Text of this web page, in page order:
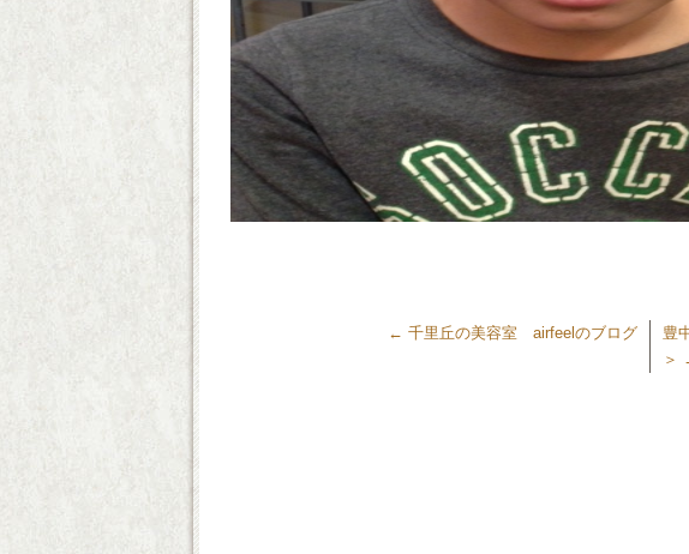
← 千里丘の美容室 airfeelのブログ
豊
＞